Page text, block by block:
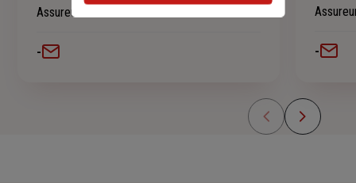
Assureur Conseil
- -